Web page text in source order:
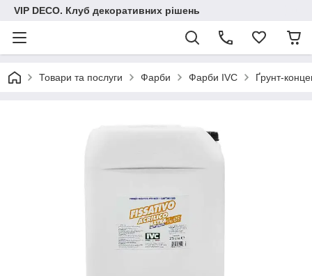
VIP DECO. Клуб декоративних рішень
Товари та послуги Фарби Фарби IVC Ґрунт-